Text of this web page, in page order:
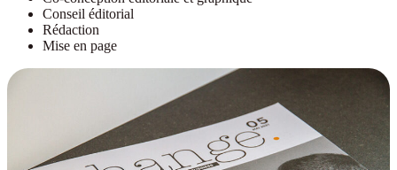
Conseil éditorial
Rédaction
Mise en page